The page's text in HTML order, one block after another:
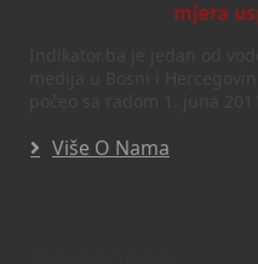
Više O Nama